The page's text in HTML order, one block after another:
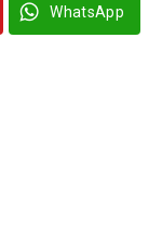
WhatsApp